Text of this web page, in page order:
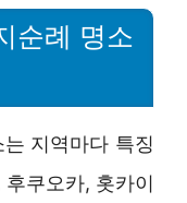
순례 명소
지역마다 특징
쿠오카, 홋카이